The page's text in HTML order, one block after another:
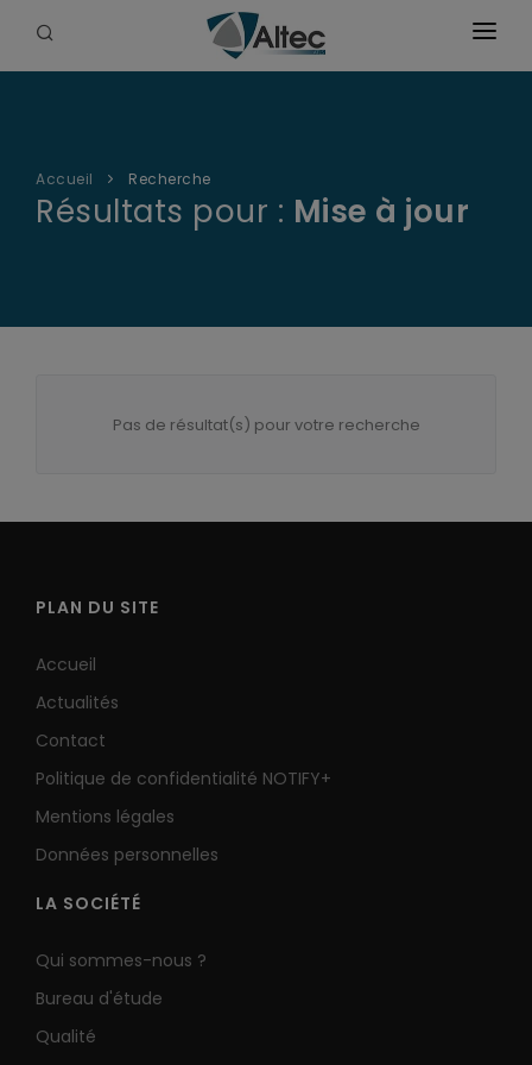
Accueil
Solutions & vidéos
Transmetteurs
Sirène et diffuseur de messages vocaux
Accueil Recherche
Résultats pour : Mise à jour
Pas de résultat(s) pour votre recherche
PLAN DU SITE
Accueil
Actualités
Contact
Politique de confidentialité NOTIFY+
Mentions légales
Données personnelles
LA SOCIÉTÉ
Qui sommes-nous ?
Bureau d'étude
Qualité